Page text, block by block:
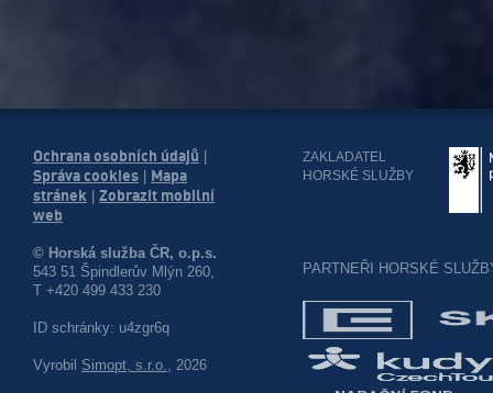
Ochrana osobních údajů
Správa cookies
Mapa
stránek
Zobrazit mobilní
web
© Horská služba ČR, o.p.s.
543 51 Špindlerův Mlýn 260,
T +420 499 433 230
ID schránky: u4zgr6q
Vyrobil Simopt, s.r.o., 2026
ZAKLADATEL
HORSKÉ SLUŽBY
PARTNEŘI HORSKÉ